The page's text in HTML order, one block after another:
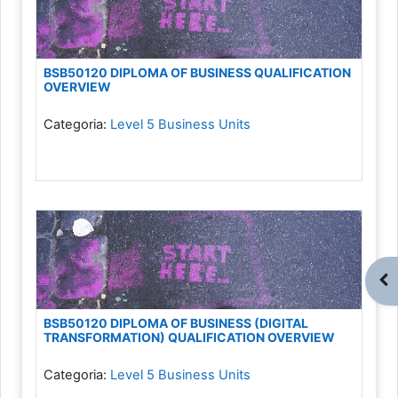
BSB50120 DIPLOMA OF BUSINESS QUALIFICATION
OVERVIEW
Categoria: Level 5 Business Units
BSB50120 DIPLOMA OF BUSINESS (DIGITAL
TRANSFORMATION) QUALIFICATION OVERVIEW
Categoria: Level 5 Business Units